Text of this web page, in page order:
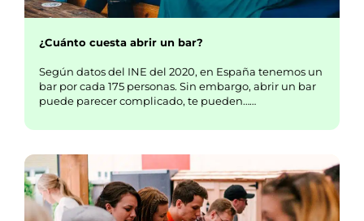
¿Cuánto cuesta abrir un bar?
Según datos del INE del 2020, en España tenemos un
bar por cada 175 personas. Sin embargo, abrir un bar
puede parecer complicado, te pueden……